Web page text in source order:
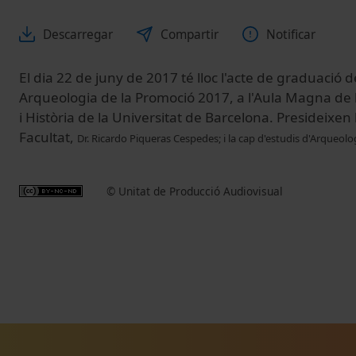
Descarregar Compartir Notificar
El dia 22 de juny de 2017 té lloc l'acte de graduació
Arqueologia de la Promoció 2017, a l'Aula Magna
i Història de la Universitat de Barcelona.
Facultat, Dr. Ricardo Piqueras Cespedes; i la cap d'estudis
© Unitat de Producció Audiovisual